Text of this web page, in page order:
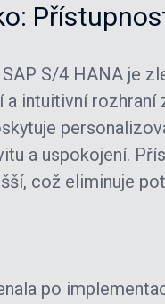
S/4 HANA je
intuitivní rozhraní
a uspokojení.
což eliminuje
po